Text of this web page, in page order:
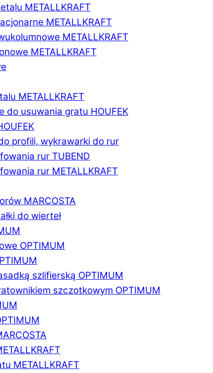
METALLKRAFT
METALLKRAFT
METALLKRAFT
METALLKRAFT
METALLKRAFT
do usuwania gratu HOUFEK
profili, wykrawarki do rur
rur TUBEND
rur METALLKRAFT
MARCOSTA
do wierteł
OPTIMUM
szlifierską OPTIMUM
szczotkowym OPTIMUM
METALLKRAFT